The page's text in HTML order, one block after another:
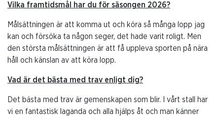
Vilka framtidsmål har du för säsongen 2026?
Målsättningen är att komma ut och köra så många lopp jag
kan och försöka ta någon seger, det hade varit roligt. Men
den största målsättningen är att få uppleva sporten på nära
håll och känslan av att köra lopp.
Vad är det bästa med trav enligt dig?
Det bästa med trav är gemenskapen som blir. I vårt stall har
vi en fantastisk laganda och alla hjälps åt och man känner